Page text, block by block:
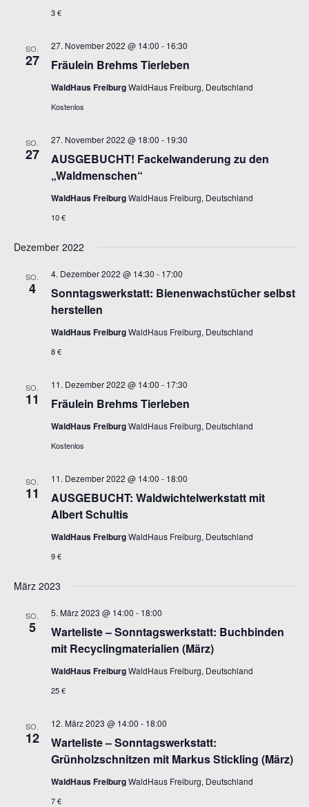
3 €
SO.
27 Fräulein Brehms Tierleben
27. November 2022 @ 14:00 - 16:30
WaldHaus FreiburgWaldHaus Freiburg, Deutschland
Kostenlos
SO.
27
AUSGEBUCHT! Fackelwanderung zu den
„Waldmenschen“
27. November 2022 @ 18:00 - 19:30
WaldHaus FreiburgWaldHaus Freiburg, Deutschland
10 €
Dezember 2022
SO.
4
Sonntagswerkstatt: Bienenwachstücher selbst
herstellen
4. Dezember 2022 @ 14:30 - 17:00
WaldHaus FreiburgWaldHaus Freiburg, Deutschland
8 €
SO.
11 Fräulein Brehms Tierleben
11. Dezember 2022 @ 14:00 - 17:30
WaldHaus FreiburgWaldHaus Freiburg, Deutschland
Kostenlos
SO.
11
AUSGEBUCHT: Waldwichtelwerkstatt mit
Albert Schultis
11. Dezember 2022 @ 14:00 - 18:00
WaldHaus FreiburgWaldHaus Freiburg, Deutschland
9 €
März 2023
SO.
5
Warteliste – Sonntagswerkstatt: Buchbinden
mit Recyclingmaterialien (März)
5. März 2023 @ 14:00 - 18:00
WaldHaus FreiburgWaldHaus Freiburg, Deutschland
25 €
SO.
12
Warteliste – Sonntagswerkstatt:
Grünholzschnitzen mit Markus Stickling (März)
12. März 2023 @ 14:00 - 18:00
WaldHaus FreiburgWaldHaus Freiburg, Deutschland
7 €